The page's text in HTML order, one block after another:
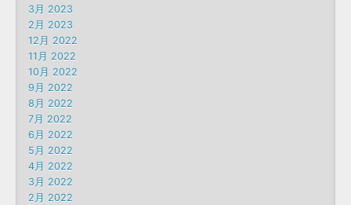
3月 2023
2月 2023
12月 2022
11月 2022
10月 2022
9月 2022
8月 2022
7月 2022
6月 2022
5月 2022
4月 2022
3月 2022
2月 2022